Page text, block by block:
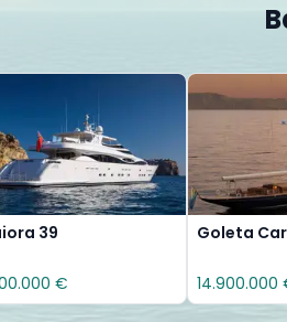
39
€
Goleta
14.900.000